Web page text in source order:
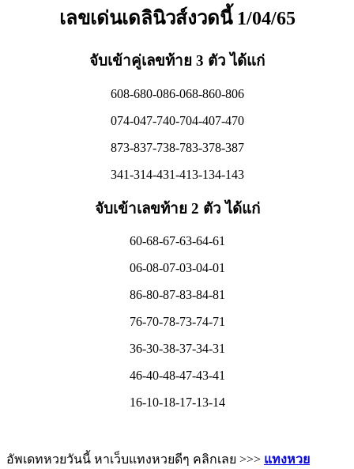
เลขเด่นเดลินิวส์งวดนี้ 1/04/65
จับเข้าคู่เลขท้าย 3 ตัว ได้แก่
608-680-086-068-860-806
074-047-740-704-407-470
873-837-738-783-378-387
341-314-431-413-134-143
จับเข้าเลขท้าย 2 ตัว ได้แก่
60-68-67-63-64-61
06-08-07-03-04-01
86-80-87-83-84-81
76-70-78-73-74-71
36-30-38-37-34-31
46-40-48-47-43-41
16-10-18-17-13-14
อัพเดทหวยวันนี้ หาเว็บแทงหวยดีๆ คลิกเลย >>> แทงหวย